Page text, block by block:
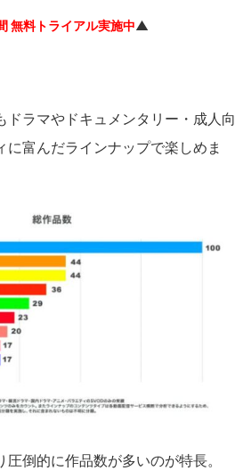
無料トライアル実施中▲
ドラマやドキュメンタリー・成人向
に富んだラインナップで楽しめま
倒的に作品数が多いのが特長。